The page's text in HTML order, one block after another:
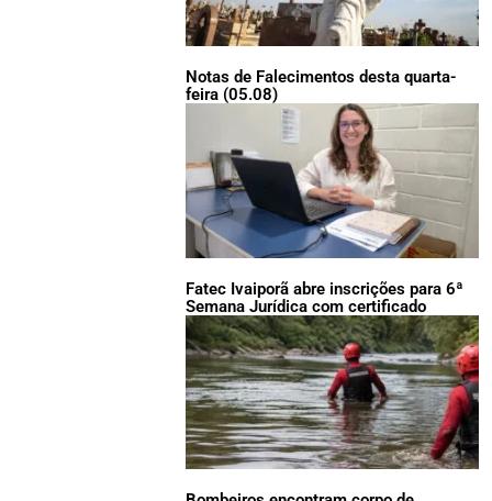
Notas de Falecimentos desta quarta-
feira (05.08)
Fatec Ivaiporã abre inscrições para 6ª
Semana Jurídica com certificado